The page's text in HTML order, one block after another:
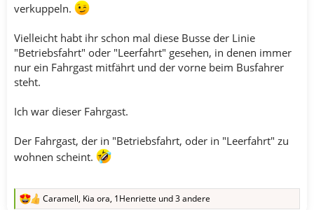
verkuppeln.
Vielleicht habt ihr schon mal diese Busse der Linie
"Betriebsfahrt" oder "Leerfahrt" gesehen, in denen immer
nur ein Fahrgast mitfährt und der vorne beim Busfahrer
steht.
Ich war dieser Fahrgast.
Der Fahrgast, der in "Betriebsfahrt, oder in "Leerfahrt" zu
wohnen scheint.
R
Caramell, Kia ora, 1Henriette und 3 andere